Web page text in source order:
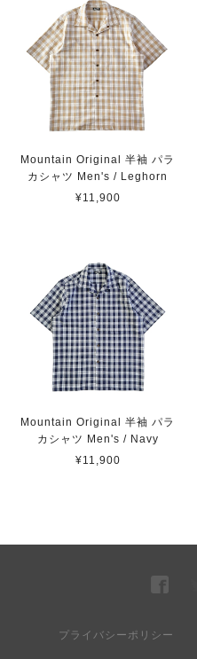
Mountain Original 半袖 パラ
カシャツ Men's / Leghorn
¥11,900
Mountain Original 半袖 パラ
カシャツ Men's / Navy
¥11,900
プライバシーポリシー